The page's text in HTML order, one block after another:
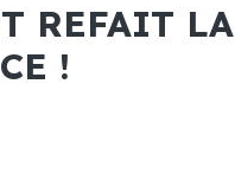
REFAIT LA
!